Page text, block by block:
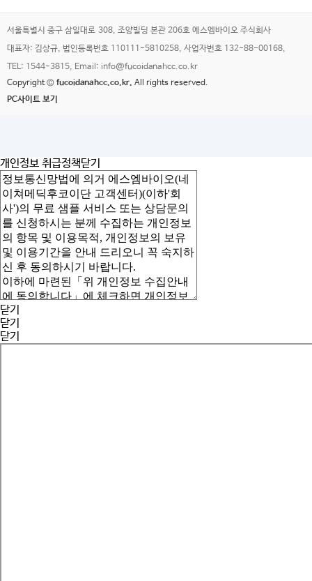
서울특별시 중구 삼일대로 308, 조양빌딩 본관 206호 에스엠바이오 주식회사
대표자: 김상규, 법인등록번호 110111-5810258, 사업자번호 132-88-00168,
TEL: 1544-3815, Email: info@fucoidanahcc.co.kr
Copyright © fucoidanahcc.co.kr. All rights reserved.
PC사이트 보기
개인정보 취급정책닫기
닫기
닫기
닫기